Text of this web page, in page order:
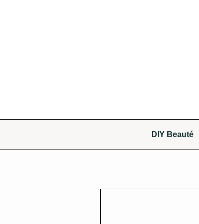
DIY Beauté